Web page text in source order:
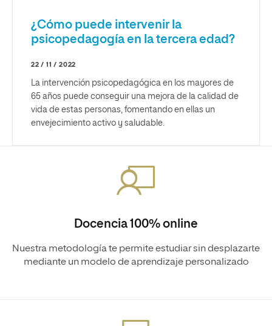
¿Cómo puede intervenir la
psicopedagogía en la tercera edad?
22 / 11 / 2022
La intervención psicopedagógica en los mayores de
65 años puede conseguir una mejora de la calidad de
vida de estas personas, fomentando en ellas un
envejecimiento activo y saludable.
Docencia 100% online
Nuestra metodología te permite estudiar sin desplazarte
mediante un modelo de aprendizaje personalizado